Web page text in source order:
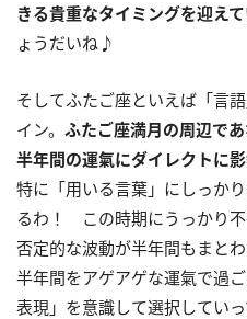
きる貴重なタイミングを迎え
ょうだいね♪
そしてふたご座といえば「言
イン。 ふたご座満月の周辺で
半年間の運氣にダイレクトに
特に「用いる言葉」にしっか
るわ！ この時期にうっかり不
否定的な波動が半年間もまと
半年間をアゲアゲな運氣で過
表現」を意識して選択してい